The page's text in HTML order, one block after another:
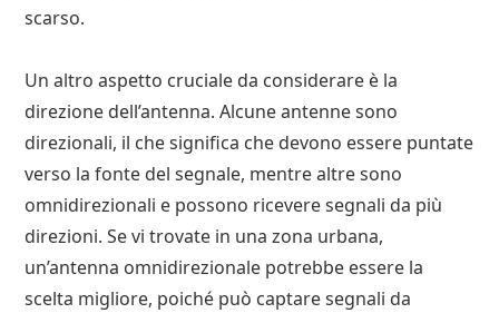
scarso.
Un altro aspetto cruciale da considerare è la
direzione dell’antenna. Alcune antenne sono
direzionali, il che significa che devono essere puntate
verso la fonte del segnale, mentre altre sono
omnidirezionali e possono ricevere segnali da più
direzioni. Se vi trovate in una zona urbana,
un’antenna omnidirezionale potrebbe essere la
scelta migliore, poiché può captare segnali da